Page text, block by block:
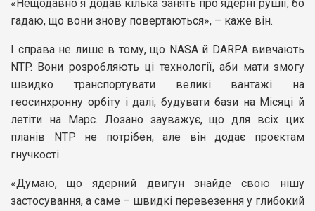
«Нещодавно я додав кілька занять про ядерні рушії, бо
гадаю, що вони знову повертаються», – каже він.
І справа не лише в тому, що NASA й DARPA вивчають
NTP. Вони розробляють ці технології, аби мати змогу
швидко транспортувати великі вантажі на
геосинхронну орбіту і далі, будувати бази на Місяці й
летіти на Марс. Лозано зауважує, що для всіх цих
планів NTP не потрібен, але він додає проєктам
гнучкості.
«Думаю, що ядерний двигун знайде свою нішу
застосування, а саме – швидкі перевезення у глибокий